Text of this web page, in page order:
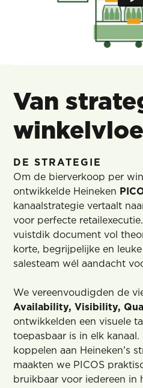
Van
DE STRATEGIE
Om de bierverkoop per
ontwikkelde Heineken
kanaalstrategie vertaalt
voor perfecte
vuistdik document vol
korte, begrijpelijke en
salesteam wél aandacht
We vereenvoudigden de
Availability, Visibility,
ontwikkelden een visuele
toepasbaar is in elk
koppelen aan Heineken’s
maakten we PICOS
bruikbaar voor iedereen in